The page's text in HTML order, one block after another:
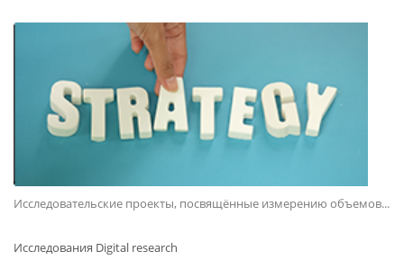
Исследовательские проекты, посвящённые измерению объемов...
Исследования Digital research